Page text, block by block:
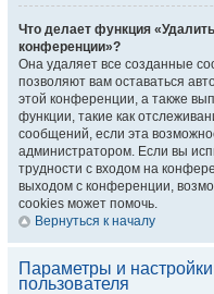
Что делает функция
конференции»?
Она удаляет все созданные
позволяют вам оставаться
этой конференции, а также
функции, такие как
сообщений, если эта
администратором. Если вы
трудности с входом на
выходом с конференции,
cookies может помочь.
Вернуться к началу
Параметры и настройки
пользователя